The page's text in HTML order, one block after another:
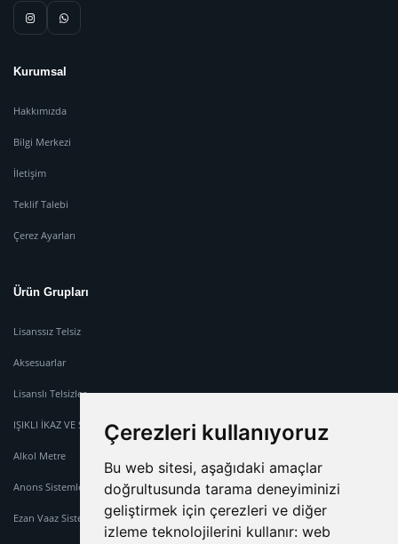
Çerezleri kullanıyoruz
Bu web sitesi, aşağıdaki amaçlar
doğrultusunda tarama deneyiminizi
geliştirmek için çerezleri ve diğer
izleme teknolojilerini kullanır: web
Kurumsal
Hakkımızda
Bilgi Merkezi
İletişim
Teklif Talebi
Çerez Ayarları
Ürün Grupları
Lisanssız Telsiz
Aksesuarlar
Lisanslı Telsizler
IŞIKLI İKAZ VE SİREN SİSTEMİ
Alkol Metre
Anons Sistemleri
Ezan Vaaz Sistemleri